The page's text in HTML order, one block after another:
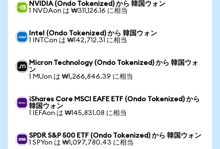
NVIDIA (Ondo Tokenized) から 韓国ウォン
1 NVDAon は ₩311,126.16 に相当
Intel (Ondo Tokenized) から 韓国ウォン
1 INTCon は ₩142,712.31 に相当
Micron Technology (Ondo Tokenized) から 韓国ウォ
ン
1 MUon は ₩1,266,846.39 に相当
iShares Core MSCI EAFE ETF (Ondo Tokenized) から
韓国ウォン
1 IEFAon は ₩145,831.08 に相当
SPDR S&P 500 ETF (Ondo Tokenized) から 韓国ウォン
1 SPYon は ₩1,097,780.43 に相当